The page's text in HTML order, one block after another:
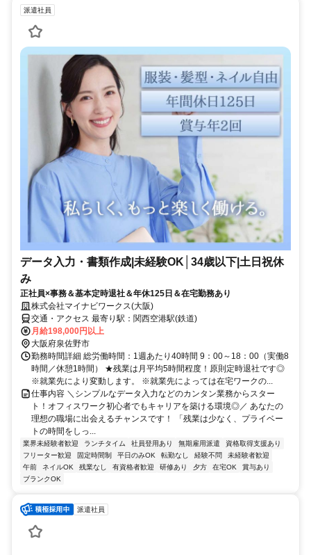
派遣社員
データ入力・書類作成|未経験OK│34歳以下|土日祝休
み
正社員×事務＆基本定時退社＆年休125日＆在宅勤務あり
株式会社マイナビワークス(大阪)
交通・アクセス 最寄り駅：関西空港駅(鉄道)
月給198,000円以上
大阪府泉佐野市
勤務時間詳細 総労働時間：1週あたり40時間 9：00～18：00（実働8
時間／休憩1時間） ★残業は月平均5時間程度！原則定時退社です◎
※就業先により変動します。 ※就業先によっては在宅ワークの...
仕事内容 ＼シンプルなデータ入力などのカンタン業務からスター
ト！オフィスワーク初心者でもキャリアを築ける環境◎／ あなたの
理想の職場に出会えるチャンスです！ 「残業は少なく、プライベー
トの時間をしっ...
業界未経験者歓迎 ランチタイム 社員登用あり 無期雇用派遣
資格取得支援あり
フリーター歓迎
固定時間制 平日のみOK 転勤なし 経験不問
未経験者歓迎
午前
ネイルOK 残業なし 有資格者歓迎 研修あり 夕方 在宅OK
賞与あり
ブランクOK
派遣社員